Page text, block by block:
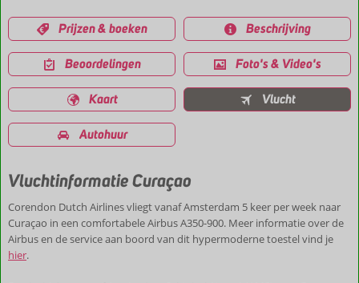
Prijzen & boeken Beschrijving
Beoordelingen Foto's & Video's
Kaart Vlucht
Autohuur
Vluchtinformatie Curaçao
Corendon Dutch Airlines vliegt vanaf Amsterdam 5 keer per week naar
Curaçao in een comfortabele Airbus A350-900. Meer informatie over de
Airbus en de service aan boord van dit hypermoderne toestel vind je
hier.